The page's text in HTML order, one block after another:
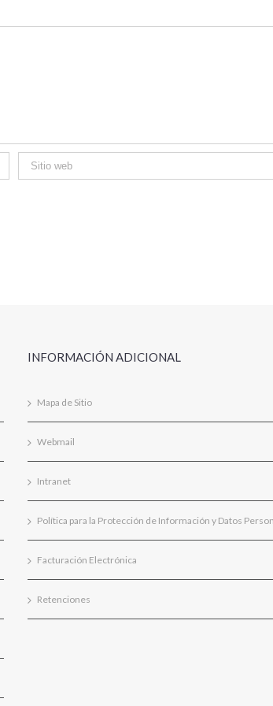
INFORMACIÓN ADICIONAL
Mapa de Sitio
Webmail
Intranet
Política para la Protección de Información y Datos
Facturación Electrónica
Retenciones